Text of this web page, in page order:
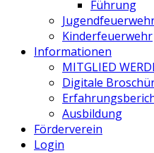
Führung
Kinderfeuerwehr
Informationen
MITGLIED
Digitale
Ausbildung
Förderverein
Login